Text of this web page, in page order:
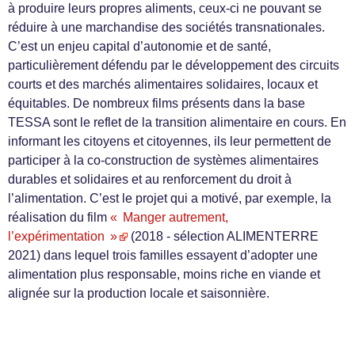
à produire leurs propres aliments, ceux-ci ne pouvant se
réduire à une marchandise des sociétés transnationales.
C’est un enjeu capital d’autonomie et de santé,
particulièrement défendu par le développement des circuits
courts et des marchés alimentaires solidaires, locaux et
équitables. De nombreux films présents dans la base
TESSA sont le reflet de la transition alimentaire en cours. En
informant les citoyens et citoyennes, ils leur permettent de
participer à la co-construction de systèmes alimentaires
durables et solidaires et au renforcement du droit à
l’alimentation. C’est le projet qui a motivé, par exemple, la
réalisation du film « Manger autrement,
l’expérimentation »
(2018 - sélection ALIMENTERRE
2021) dans lequel trois familles essayent d’adopter une
alimentation plus responsable, moins riche en viande et
alignée sur la production locale et saisonnière.